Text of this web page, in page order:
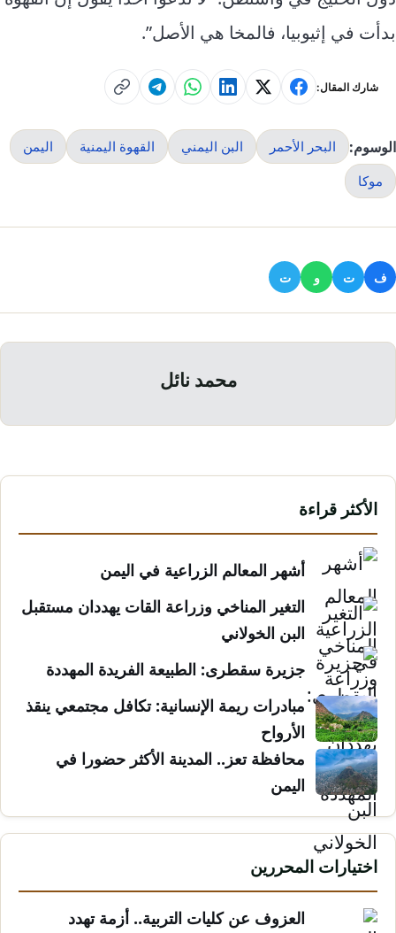
بدأت في إثيوبيا، فالمخا هي الأصل”.
شارك المقال:
الوسوم: البحر الأحمر البن اليمني القهوة اليمنية
اليمن
موكا
ف ت و ت
محمد نائل
الأكثر قراءة
أشهر المعالم الزراعية في اليمن
التغير المناخي وزراعة القات يهددان مستقبل
البن الخولاني
جزيرة سقطرى: الطبيعة الفريدة المهددة
مبادرات ريمة الإنسانية: تكافل مجتمعي ينقذ
الأرواح
محافظة تعز.. المدينة الأكثر حضورا في
اليمن
اختيارات المحررين
العزوف عن كليات التربية.. أزمة تهدد